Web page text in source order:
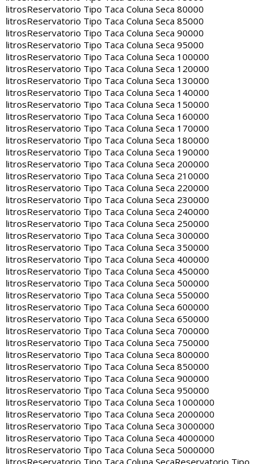
litrosReservatorio Tipo Taca Coluna Seca 80000
litrosReservatorio Tipo Taca Coluna Seca 85000
litrosReservatorio Tipo Taca Coluna Seca 90000
litrosReservatorio Tipo Taca Coluna Seca 95000
litrosReservatorio Tipo Taca Coluna Seca 100000
litrosReservatorio Tipo Taca Coluna Seca 120000
litrosReservatorio Tipo Taca Coluna Seca 130000
litrosReservatorio Tipo Taca Coluna Seca 140000
litrosReservatorio Tipo Taca Coluna Seca 150000
litrosReservatorio Tipo Taca Coluna Seca 160000
litrosReservatorio Tipo Taca Coluna Seca 170000
litrosReservatorio Tipo Taca Coluna Seca 180000
litrosReservatorio Tipo Taca Coluna Seca 190000
litrosReservatorio Tipo Taca Coluna Seca 200000
litrosReservatorio Tipo Taca Coluna Seca 210000
litrosReservatorio Tipo Taca Coluna Seca 220000
litrosReservatorio Tipo Taca Coluna Seca 230000
litrosReservatorio Tipo Taca Coluna Seca 240000
litrosReservatorio Tipo Taca Coluna Seca 250000
litrosReservatorio Tipo Taca Coluna Seca 300000
litrosReservatorio Tipo Taca Coluna Seca 350000
litrosReservatorio Tipo Taca Coluna Seca 400000
litrosReservatorio Tipo Taca Coluna Seca 450000
litrosReservatorio Tipo Taca Coluna Seca 500000
litrosReservatorio Tipo Taca Coluna Seca 550000
litrosReservatorio Tipo Taca Coluna Seca 600000
litrosReservatorio Tipo Taca Coluna Seca 650000
litrosReservatorio Tipo Taca Coluna Seca 700000
litrosReservatorio Tipo Taca Coluna Seca 750000
litrosReservatorio Tipo Taca Coluna Seca 800000
litrosReservatorio Tipo Taca Coluna Seca 850000
litrosReservatorio Tipo Taca Coluna Seca 900000
litrosReservatorio Tipo Taca Coluna Seca 950000
litrosReservatorio Tipo Taca Coluna Seca 1000000
litrosReservatorio Tipo Taca Coluna Seca 2000000
litrosReservatorio Tipo Taca Coluna Seca 3000000
litrosReservatorio Tipo Taca Coluna Seca 4000000
litrosReservatorio Tipo Taca Coluna Seca 5000000